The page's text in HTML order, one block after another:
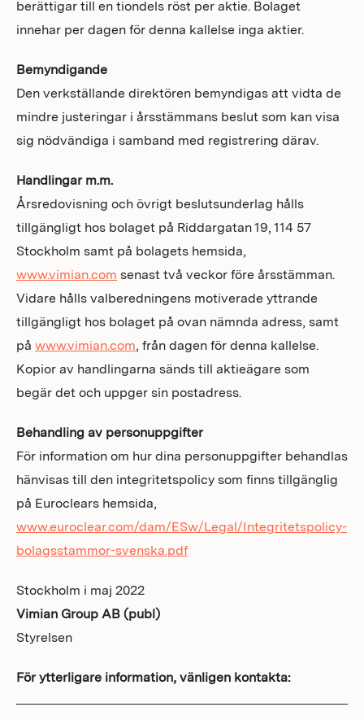
berättigar till en tiondels röst per aktie. Bolaget
innehar per dagen för denna kallelse inga aktier.
Bemyndigande
Den verkställande direktören bemyndigas att vidta de
mindre justeringar i årsstämmans beslut som kan visa
sig nödvändiga i samband med registrering därav.
Handlingar m.m.
Årsredovisning och övrigt beslutsunderlag hålls
tillgängligt hos bolaget på Riddargatan 19, 114 57
Stockholm samt på bolagets hemsida,
www.vimian.com senast två veckor före årsstämman.
Vidare hålls valberedningens motiverade yttrande
tillgängligt hos bolaget på ovan nämnda adress, samt
på www.vimian.com, från dagen för denna kallelse.
Kopior av handlingarna sänds till aktieägare som
begär det och uppger sin postadress.
Behandling av personuppgifter
För information om hur dina personuppgifter behandlas
hänvisas till den integritetspolicy som finns tillgänglig
på Euroclears hemsida,
www.euroclear.com/dam/ESw/Legal/Integritetspolicy-
bolagsstammor-svenska.pdf
Stockholm i maj 2022
Vimian Group AB (publ)
Styrelsen
För ytterligare information, vänligen kontakta: